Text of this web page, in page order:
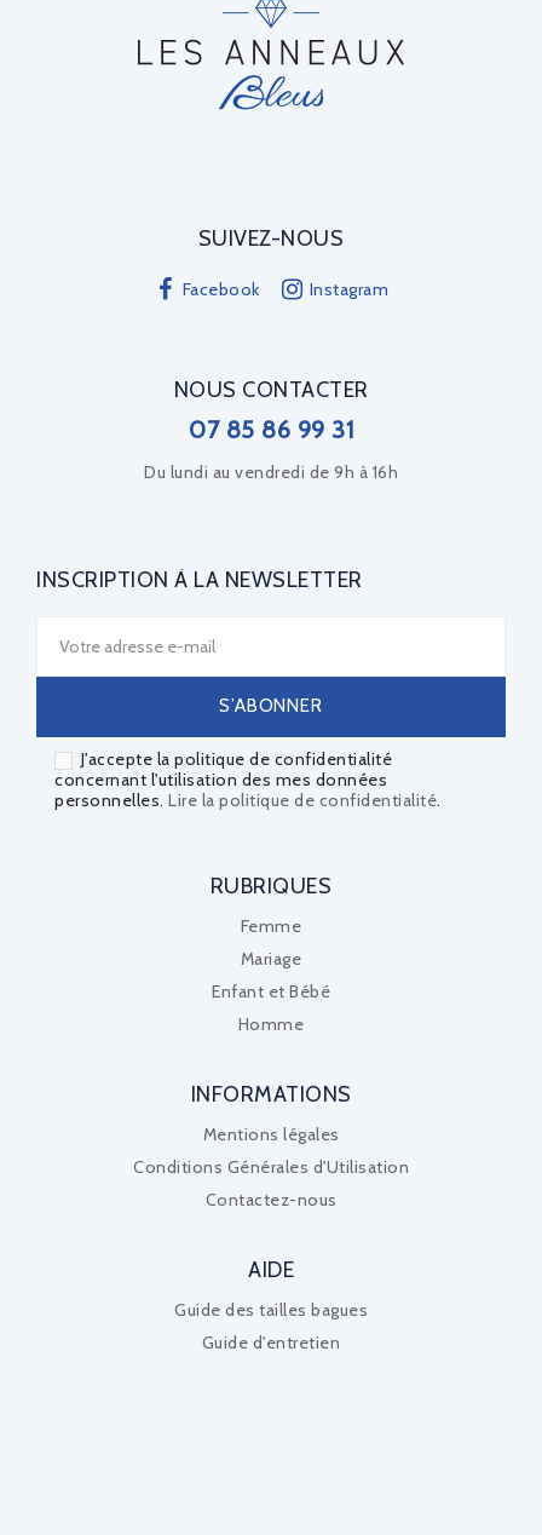
SUIVEZ-NOUS
Facebook Instagram
NOUS CONTACTER
07 85 86 99 31
Du lundi au vendredi de 9h à 16h
INSCRIPTION À LA NEWSLETTER
J'accepte la politique de confidentialité
concernant l'utilisation des mes données
personnelles. Lire la politique de confidentialité.
RUBRIQUES
Femme
Mariage
Enfant et Bébé
Homme
INFORMATIONS
Mentions légales
Conditions Générales d'Utilisation
Contactez-nous
AIDE
Guide des tailles bagues
Guide d'entretien